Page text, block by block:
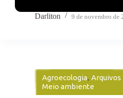
Darliton 9 de novembro de
Agroecologia,
Meio ambiente